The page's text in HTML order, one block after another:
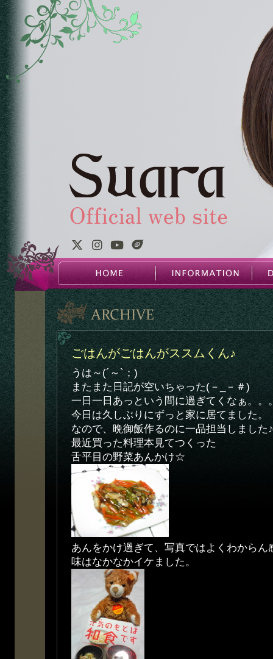
ごはんがごはんがススムくん♪
うは～(´～`；)
またまた日記が空いちゃった(－_－＃)
一日一日あっという間に過ぎてくなぁ。。
今日は久しぶりにずっと家に居てました。
なので、晩御飯作るのに一品担当しました♪
最近買った料理本見てつくった
舌平目の野菜あんかけ☆
あんをかけ過ぎて、写真ではよくわからん
味はなかなかイケました。